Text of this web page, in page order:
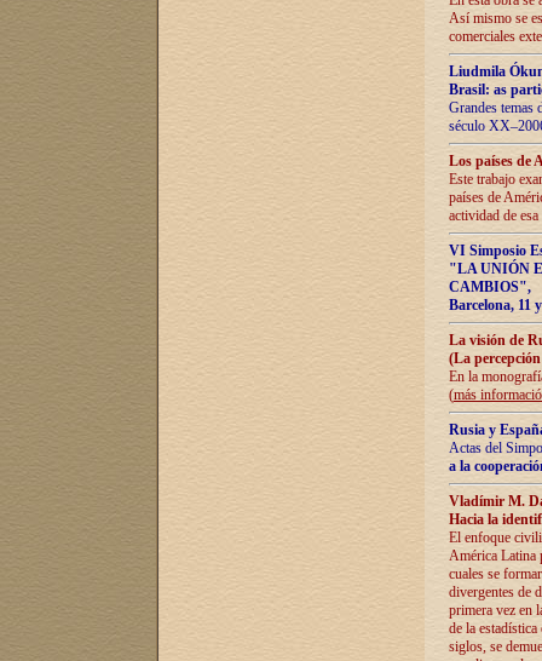
Así mismo se
comerciales
Liudmila
Brasil: as
Grandes temas
século
Los países de
Este trabajo
países de
actividad de
VI Simposio
"LA UNIÓN
CAMBIOS",
Barcelona, 11
La visión de
(La
En la
(más
Rusia y
Actas del
a la
Vladímir M.
Hacia la
El enfoque
América Latina
cuales se
divergentes de
primera vez en
de la
siglos, se